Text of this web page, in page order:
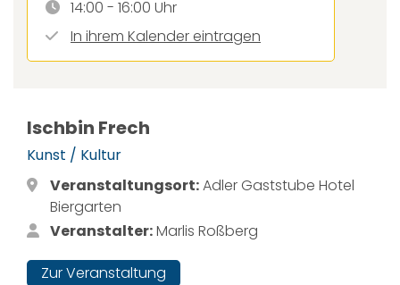
14:00 - 16:00 Uhr
In ihrem Kalender eintragen
Ischbin Frech
Kunst / Kultur
Veranstaltungsort:Adler Gaststube Hotel
Biergarten
Veranstalter:Marlis Roßberg
Zur Veranstaltung